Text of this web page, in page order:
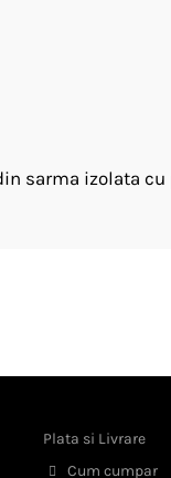
sarma izolata
Plata si Livrare
Cum cumpar